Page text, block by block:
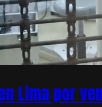
Lima por